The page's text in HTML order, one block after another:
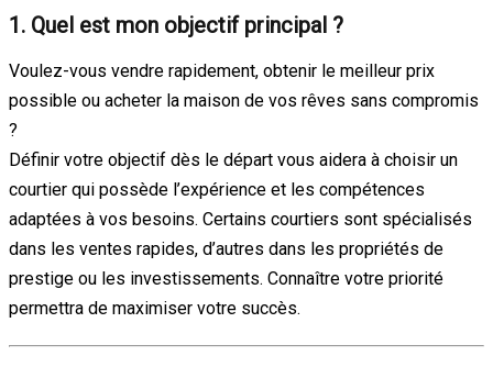
1. Quel est mon objectif principal ?
Voulez-vous vendre rapidement, obtenir le meilleur prix
possible ou acheter la maison de vos rêves sans compromis
?
Définir votre objectif dès le départ vous aidera à choisir un
courtier qui possède l’expérience et les compétences
adaptées à vos besoins. Certains courtiers sont spécialisés
dans les ventes rapides, d’autres dans les propriétés de
prestige ou les investissements. Connaître votre priorité
permettra de maximiser votre succès.